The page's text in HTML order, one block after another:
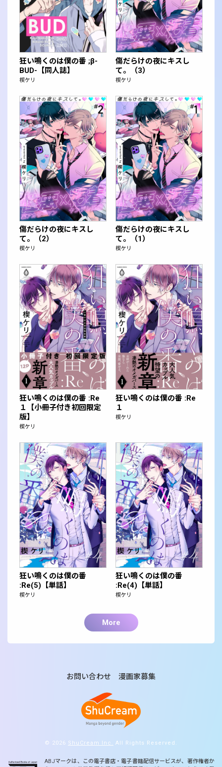
狂い鳴くのは僕の番 ;β-
BUD-【同人誌】
楔ケリ
傷だらけの夜にキスし
て。（3）
楔ケリ
傷だらけの夜にキスし
て。（2）
楔ケリ
傷だらけの夜にキスし
て。（1）
楔ケリ
狂い鳴くのは僕の番 :Re
１【小冊子付き初回限定
版】
楔ケリ
狂い鳴くのは僕の番 :Re
１
楔ケリ
狂い鳴くのは僕の番
:Re(5)【単話】
楔ケリ
狂い鳴くのは僕の番
:Re(4)【単話】
楔ケリ
More
お問い合わせ 漫画家募集
© 2026 ShuCream Inc. All Rights Reserved.
ABJマークは、この電子書店・電子書籍配信サービスが、著作権者か